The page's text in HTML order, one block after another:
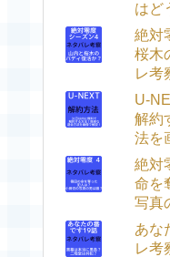
はど
絶対
桜木
レ考
U-
解約
法を
絶対
命を
写真
あな
レ考